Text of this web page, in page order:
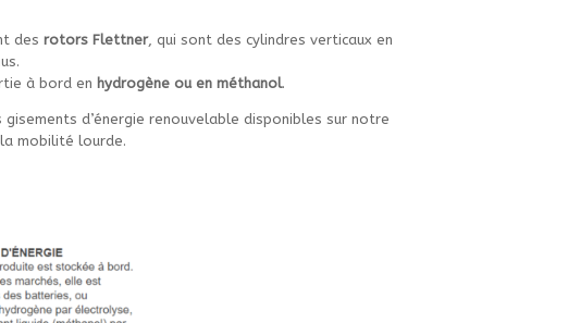
des rotors Flettner, qui sont des cylindres verticaux en
à bord en hydrogène ou en méthanol.
d’énergie renouvelable disponibles sur notre
mobilité lourde.